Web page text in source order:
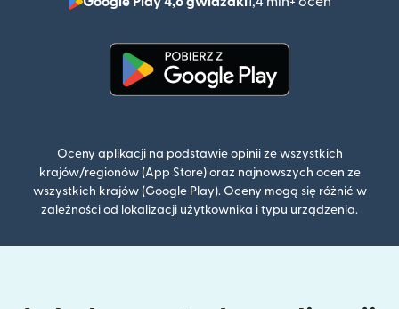
(otwiera
Oceny aplikacji na podstawie opinii ze wszystkich
krajów/regionów (App Store) oraz najnowszych ocen ze
wszystkich krajów (Google Play). Oceny mogą się różnić w
zależności od lokalizacji użytkownika i typu urządzenia.